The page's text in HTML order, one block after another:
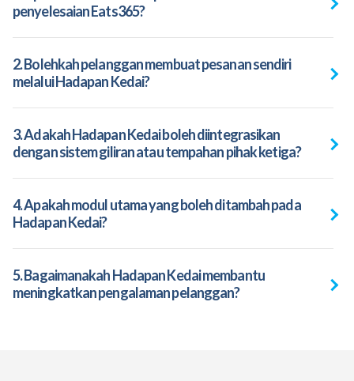
penyelesaian Eats365?
2. Bolehkah pelanggan membuat pesanan sendiri
melalui Hadapan Kedai?
3. Adakah Hadapan Kedai boleh diintegrasikan
dengan sistem giliran atau tempahan pihak ketiga?
4. Apakah modul utama yang boleh ditambah pada
Hadapan Kedai?
5. Bagaimanakah Hadapan Kedai membantu
meningkatkan pengalaman pelanggan?